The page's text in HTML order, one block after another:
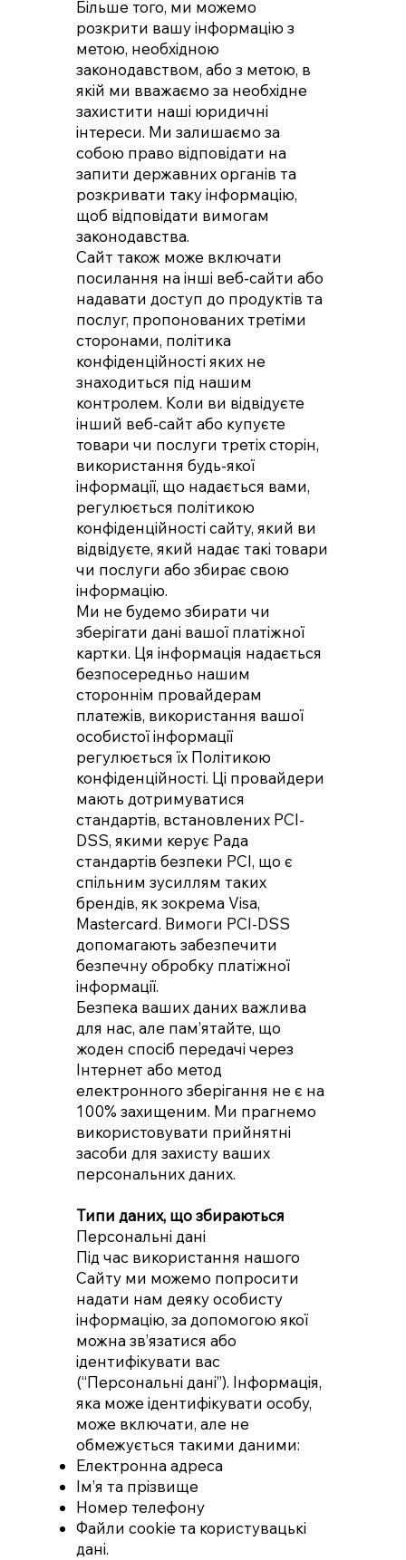
Більше того, ми можемо
розкрити вашу інформацію з
метою, необхідною
законодавством, або з метою, в
якій ми вважаємо за необхідне
захистити наші юридичні
інтереси. Ми залишаємо за
собою право відповідати на
запити державних органів та
розкривати таку інформацію,
щоб відповідати вимогам
законодавства.
Сайт також може включати
посилання на інші веб-сайти або
надавати доступ до продуктів та
послуг, пропонованих третіми
сторонами, політика
конфіденційності яких не
знаходиться під нашим
контролем. Коли ви відвідуєте
інший веб-сайт або купуєте
товари чи послуги третіх сторін,
використання будь-якої
інформації, що надається вами,
регулюється політикою
конфіденційності сайту, який ви
відвідуєте, який надає такі товари
чи послуги або збирає свою
інформацію.
Ми не будемо збирати чи
зберігати дані вашої платіжної
картки. Ця інформація надається
безпосередньо нашим
стороннім провайдерам
платежів, використання вашої
особистої інформації
регулюється їх Політикою
конфіденційності. Ці провайдери
мають дотримуватися
стандартів, встановлених PCI-
DSS, якими керує Рада
стандартів безпеки PCI, що є
спільним зусиллям таких
брендів, як зокрема Visa,
Mastercard. Вимоги PCI-DSS
допомагають забезпечити
безпечну обробку платіжної
інформації.
Безпека ваших даних важлива
для нас, але пам’ятайте, що
жоден спосіб передачі через
Інтернет або метод
електронного зберігання не є на
100% захищеним. Ми прагнемо
використовувати прийнятні
засоби для захисту ваших
персональних даних.
Типи даних, що збираються
Персональні дані
Під час використання нашого
Сайту ми можемо попросити
надати нам деяку особисту
інформацію, за допомогою якої
можна зв’язатися або
ідентифікувати вас
(“Персональні дані”). Інформація,
яка може ідентифікувати особу,
може включати, але не
обмежується такими даними:
Електронна адреса
Ім’я та прізвище
Номер телефону
Файли cookie та користувацькі
дані.